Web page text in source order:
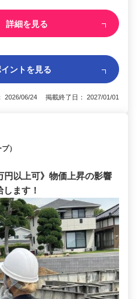
詳細を見る
ントを見る
2026/06/24 掲載終了日： 2027/01/01
）
円以上可》物価上昇の影響
ます！